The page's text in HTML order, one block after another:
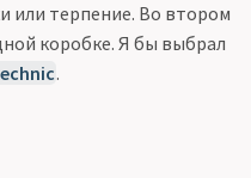
или терпение. Во втором
коробке. Я бы выбрал
.